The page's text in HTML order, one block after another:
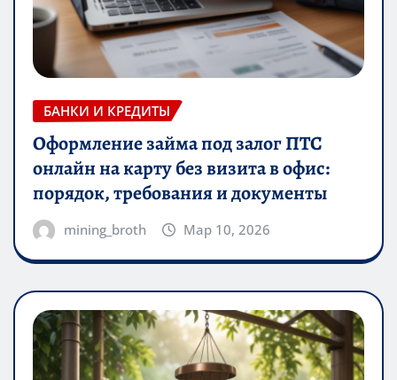
БАНКИ И КРЕДИТЫ
Оформление займа под залог ПТС
онлайн на карту без визита в офис:
порядок, требования и документы
mining_broth Мар 10, 2026